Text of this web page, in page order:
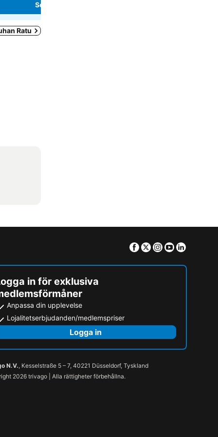
Se priser
Ratu
Facebook
TwitterInstagram
Youtube
in för exklusiva
Anpassa din upplevelse
Lojalitetserbjudanden/medlemspriser
Logga in
N.V., Kesselstraße 5 – 7, 40221 Düsseldorf, Tyskland
2026 trivago | Alla rättigheter förbehållna.